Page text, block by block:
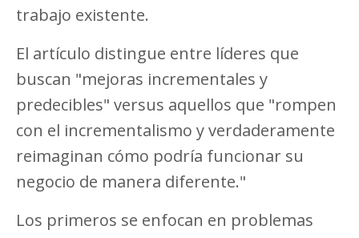
trabajo existente.
El artículo distingue entre líderes que
buscan "mejoras incrementales y
predecibles" versus aquellos que "rompen
con el incrementalismo y verdaderamente
reimaginan cómo podría funcionar su
negocio de manera diferente."
Los primeros se enfocan en problemas